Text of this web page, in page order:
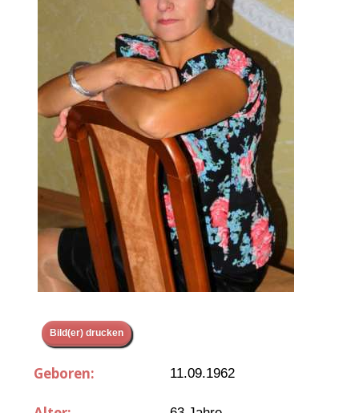
Bild(er) drucken
Geboren: 11.09.1962